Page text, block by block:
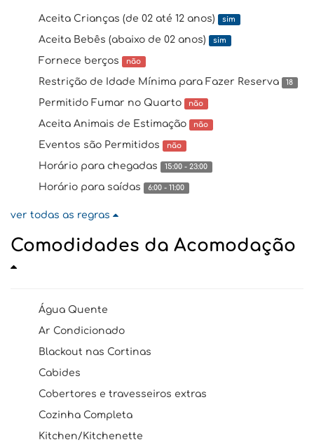
Aceita Crianças (de 02 até 12 anos) sim
Aceita Bebês (abaixo de 02 anos) sim
Fornece berços não
Restrição de Idade Mínima para Fazer Reserva 18
Permitido Fumar no Quarto não
Aceita Animais de Estimação não
Eventos são Permitidos não
Horário para chegadas 15:00 - 23:00
Horário para saídas 6:00 - 11:00
ver todas as regras
Comodidades da Acomodação
Água Quente
Ar Condicionado
Blackout nas Cortinas
Cabides
Cobertores e travesseiros extras
Cozinha Completa
Kitchen/Kitchenette